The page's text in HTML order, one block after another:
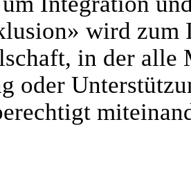
wird
in der alle
oder